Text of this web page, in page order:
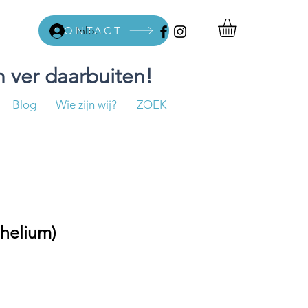
Inloggen
CONTACT
ver daarbuiten!
Blog Wie zijn wij? ZOEK